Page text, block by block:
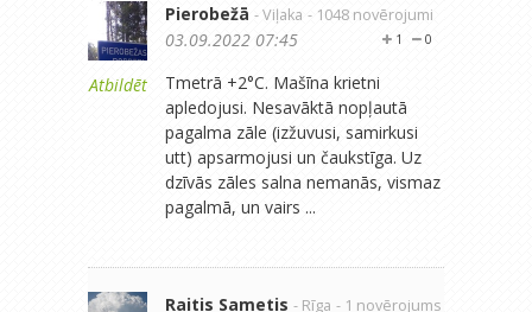
Atbildēt
Pierobežā - Viļaka - 1048 novērojumi
0
1
03.09.2022 07:45
Tmetrā +2°C. Mašīna krietni
apledojusi. Nesavāktā nopļautā
pagalma zāle (izžuvusi, samirkusi
utt) apsarmojusi un čaukstīga. Uz
dzīvās zāles salna nemanās, vismaz
pagalmā, un vairs ...
Raitis Sametis - Rīga - 1 novērojums